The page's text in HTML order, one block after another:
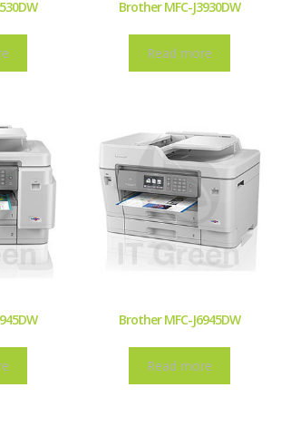
Brother MFC-J3930DW
Read more
Brother MFC-J6945DW
Read more